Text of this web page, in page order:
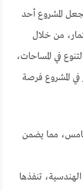
المشروع أحد
من خلال
في المساحات،
في المشروع فرصة
مما يضمن
تنفذها